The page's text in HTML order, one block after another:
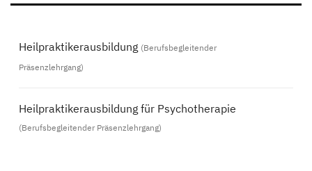
Heilpraktikerausbildung (Berufsbegleitender
Präsenzlehrgang)
Heilpraktikerausbildung für Psychotherapie
(Berufsbegleitender Präsenzlehrgang)